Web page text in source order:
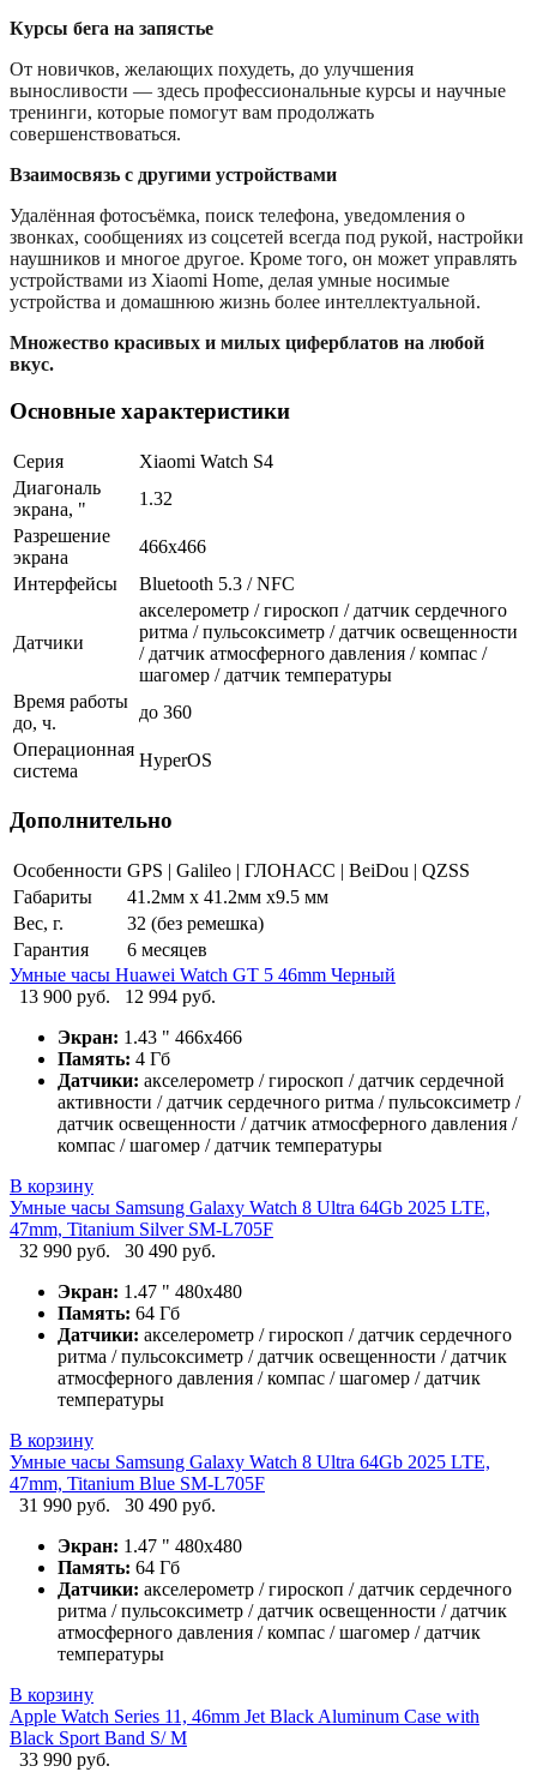
Курсы бега на запястье
От новичков, желающих похудеть, до улучшения
выносливости — здесь профессиональные курсы и научные
тренинги, которые помогут вам продолжать
совершенствоваться.
Взаимосвязь с другими устройствами
Удалённая фотосъёмка, поиск телефона, уведомления о
звонках, сообщениях из соцсетей всегда под рукой, настройки
наушников и многое другое. Кроме того, он может управлять
устройствами из Xiaomi Home, делая умные носимые
устройства и домашнюю жизнь более интеллектуальной.
Множество красивых и милых циферблатов на любой
вкус.
Основные характеристики
Серия
Xiaomi Watch S4
Диагональ
экрана, "
1.32
Разрешение
экрана
466x466
Интерфейсы
Bluetooth 5.3 / NFC
Датчики
акселерометр / гироскоп / датчик сердечного
ритма / пульсоксиметр / датчик освещенности
/ датчик атмосферного давления / компас /
шагомер / датчик температуры
Время работы
до, ч.
до 360
Операционная
система
HyperOS
Дополнительно
Особенности GPS | Galileo | ГЛОНАСС | BeiDou | QZSS
Габариты
41.2мм х 41.2мм х9.5 мм
Вес, г.
32 (без ремешка)
Гарантия
6 месяцев
Умные часы Huawei Watch GT 5 46mm Черный
13 900 руб.
12 994 руб.
Экран: 1.43 " 466x466
Память: 4 Гб
Датчики: акселерометр / гироскоп / датчик сердечной
активности / датчик сердечного ритма / пульсоксиметр /
датчик освещенности / датчик атмосферного давления /
компас / шагомер / датчик температуры
В корзину
Умные часы Samsung Galaxy Watch 8 Ultra 64Gb 2025 LTE,
47mm, Titanium Silver SM-L705F
32 990 руб.
30 490 руб.
Экран: 1.47 " 480x480
Память: 64 Гб
Датчики: акселерометр / гироскоп / датчик сердечного
ритма / пульсоксиметр / датчик освещенности / датчик
атмосферного давления / компас / шагомер / датчик
температуры
В корзину
Умные часы Samsung Galaxy Watch 8 Ultra 64Gb 2025 LTE,
47mm, Titanium Blue SM-L705F
31 990 руб.
30 490 руб.
Экран: 1.47 " 480x480
Память: 64 Гб
Датчики: акселерометр / гироскоп / датчик сердечного
ритма / пульсоксиметр / датчик освещенности / датчик
атмосферного давления / компас / шагомер / датчик
температуры
В корзину
Apple Watch Series 11, 46mm Jet Black Aluminum Case with
Black Sport Band S/ M
33 990 руб.